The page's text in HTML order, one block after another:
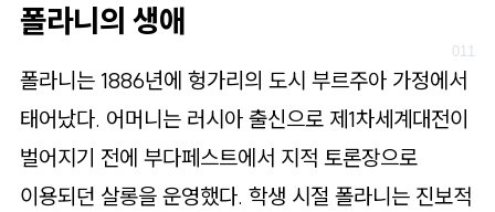
폴라니의 생애
폴라니는 1886년에 헝가리의 도시 부르주아 가정에서
태어났다. 어머니는 러시아 출신으로 제1차세계대전이
벌어지기 전에 부다페스트에서 지적 토론장으로
이용되던 살롱을 운영했다. 학생 시절 폴라니는 진보적